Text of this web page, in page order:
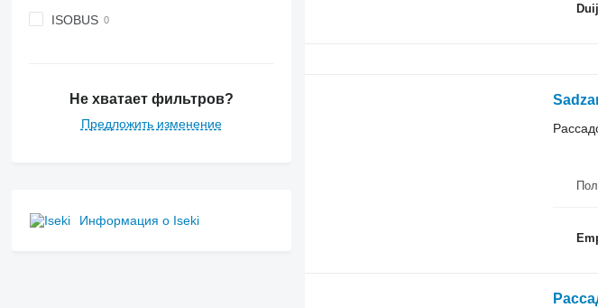
ISOBUS
Не хватает фильтров?
Предложить изменение
Информация о Iseki